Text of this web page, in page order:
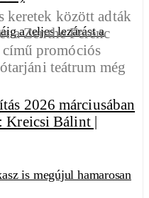
a teljes lezárást a
is megújul hamarosan
keretek között adták
a Zenthe Ferenc
promóciós
teátrum még